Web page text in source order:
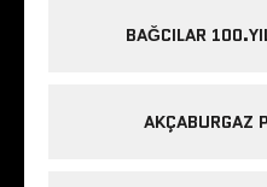
BAĞCILAR
AKÇABURGAZ